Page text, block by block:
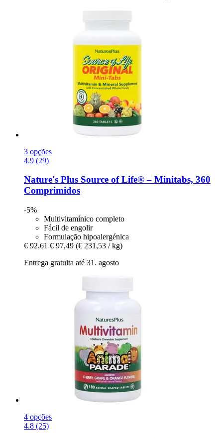
3 opções
4.9 (29)
Nature's Plus Source of Life® – Minitabs, 360
Comprimidos
-5%
Multivitamínico completo
Fácil de engolir
Formulação hipoalergénica
€ 92,61 € 97,49 (€ 231,53 / kg)
Entrega gratuita até 31. agosto
4 opções
4.8 (25)